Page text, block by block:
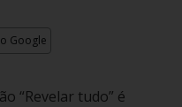
Google
“Revelar tudo” é